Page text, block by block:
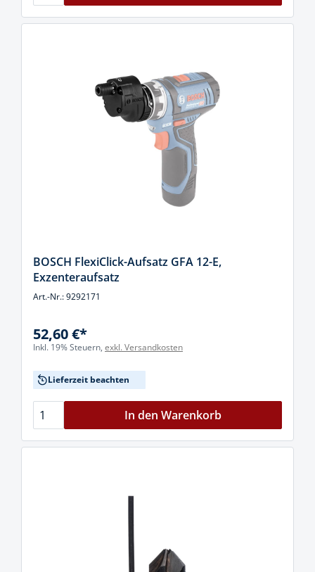
BOSCH FlexiClick-Aufsatz GFA 12-E,
Exzenteraufsatz
Art.-Nr.: 9292171
52,60 €*
Inkl. 19% Steuern, exkl. Versandkosten
Lieferzeit beachten
In den Warenkorb